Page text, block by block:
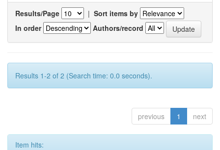
Results/Page | Sort items by
In order
Authors/record
Results 1-2 of 2 (Search time: 0.0 seconds).
previous 1 next
Item hits: